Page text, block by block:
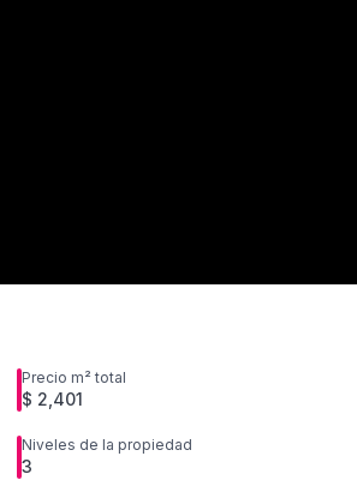
Precio m² total
$ 2,401
Niveles de la propiedad
3